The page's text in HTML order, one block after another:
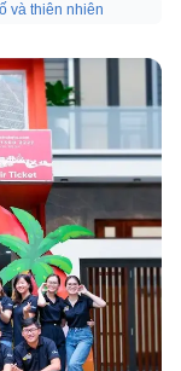
và thiên nhiên